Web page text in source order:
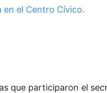
en el Centro Cívico.
que participaron el